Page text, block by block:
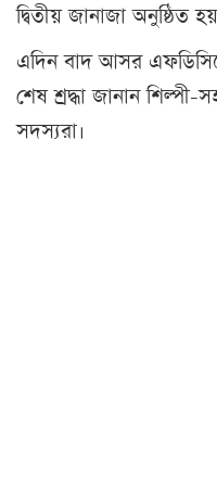
দ্বিতীয় জানাজা অনুষ্ঠিত
এদিন বাদ আসর
শেষ শ্রদ্ধা জানান শিল্পী-
সদস্যরা।